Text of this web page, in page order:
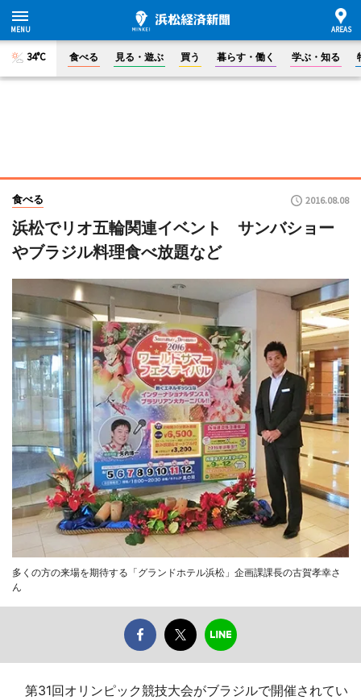
34°C 食べる 見る・遊ぶ 買う 暮らす・働く 学ぶ・知る
食べる 2016.08.08
浜松でリオ五輪関連イベント サンバショー
やブラジル料理食べ放題など
多くの方の来場を期待する「グランドホテル浜松」企画課課長の古賀孝幸さ
ん
第31回オリンピック競技大会がブラジルで開催されてい